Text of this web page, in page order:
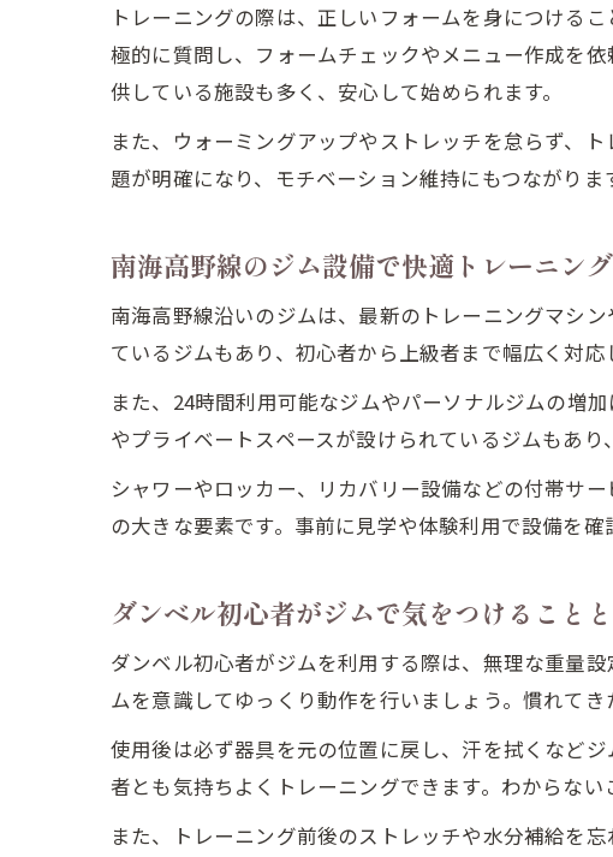
理
トレーニングの際は、正しいフォームを身につける
極的に質問し、フォームチェックやメニュー作成を
供している施設も多く、安心して始められます。
また、ウォーミングアップやストレッチを怠らず、
題が明確になり、モチベーション維持にもつながりま
南海高野線のジム設備で快適トレーニン
南海高野線沿いのジムは、最新のトレーニングマシ
ているジムもあり、初心者から上級者まで幅広く対
また、24時間利用可能なジムやパーソナルジムの増
やプライベートスペースが設けられているジムもあり
シャワーやロッカー、リカバリー設備などの付帯サ
の大きな要素です。事前に見学や体験利用で設備を確
ダンベル初心者がジムで気をつけること
ダンベル初心者がジムを利用する際は、無理な重量
ムを意識してゆっくり動作を行いましょう。慣れて
使用後は必ず器具を元の位置に戻し、汗を拭くなど
者とも気持ちよくトレーニングできます。わからな
また、トレーニング前後のストレッチや水分補給を